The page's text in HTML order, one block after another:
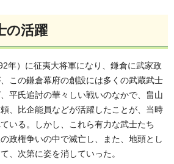
の活躍
年）に征夷大将軍になり、鎌倉に武家政
この鎌倉幕府の創設には多くの武蔵武士
平氏追討の華々しい戦いのなかで、畠山
、比企能員などが活躍したことが、当時
いる。しかし、これら有力な武士たち
政権争いの中で滅亡し、また、地頭とし
、次第に姿を消していった。